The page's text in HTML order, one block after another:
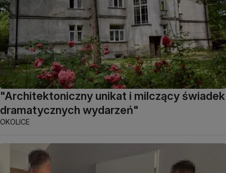
"Architektoniczny unikat i milczący świadek
dramatycznych wydarzeń"
OKOLICE